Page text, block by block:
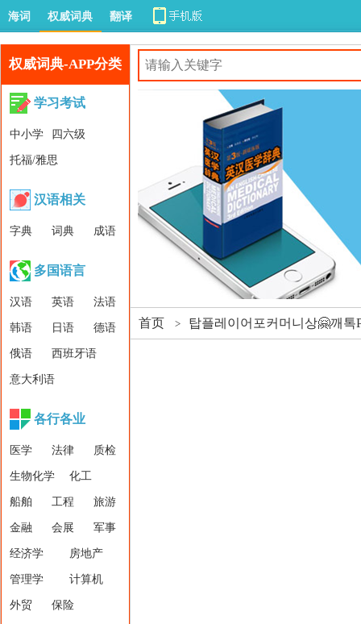
海词 权威词典 翻译
权威词典-APP分类
学习考试
中小学 四六级
托福/雅思
汉语相关
字典 词典 成语
多国语言
汉语 英语 法语
韩语 日语 德语
俄语 西班牙语
意大利语
各行各业
医学 法律 质检
生物化学 化工
船舶 工程 旅游
金融 会展 军事
经济学 房地产
管理学 计算机
外贸 保险
首页 > 탑플레이어포커머니상🤗깨